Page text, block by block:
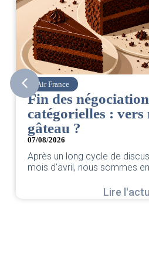
Air France
Fin des
catégorielles :
gâteau ?
07/08/2026
Après un long cycle de
mois d’avril, nous sommes
Lire